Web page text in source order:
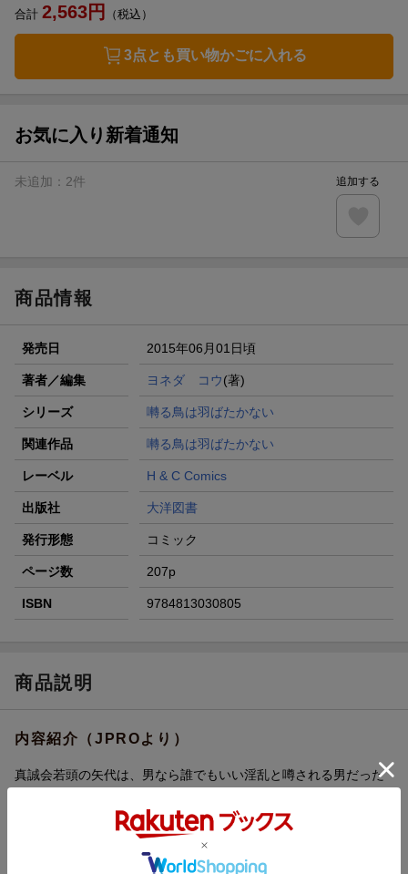
合計 2,563円 （税込）
3点とも買い物かごに入れる
お気に入り新着通知
未追加： 2件 追加する
商品情報
発売日 2015年06月01日頃
著者／編集 ヨネダ コウ(著)
シリーズ 囀る鳥は羽ばたかない
関連作品 囀る鳥は羽ばたかない
レーベル H & C Comics
出版社 大洋図書
発行形態 コミック
ページ数 207p
ISBN 9784813030805
商品説明
内容紹介（JPROより）
真誠会若頭の矢代は、男なら誰でもいい淫乱と噂される男だった
だが、付き人兼用心棒の百目鬼だけは例外だった。
性的に不能で感情を見せない百目鬼の存在は何をしても
性的対象として見られることのない安心できる存在のはずだっ